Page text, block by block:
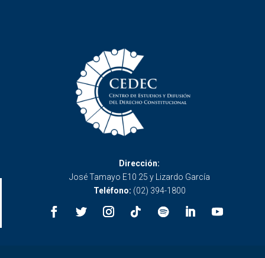
Dirección:
José Tamayo E10 25 y Lizardo García
Teléfono: (02) 394-1800